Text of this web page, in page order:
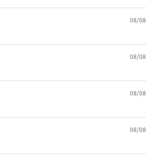
08/
08/
08/
08/